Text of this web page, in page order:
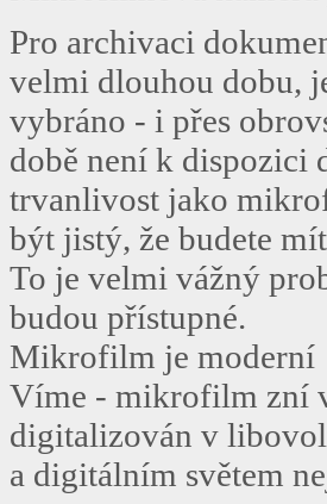
Pro archivaci
velmi dlouhou dobu,
vybráno - i přes
době není k dispozici
trvanlivost jako
být jistý, že budete
To je velmi vážný
budou přístupné.
Mikrofilm je moderní
Víme - mikrofilm zní
digitalizován v
a digitálním světem